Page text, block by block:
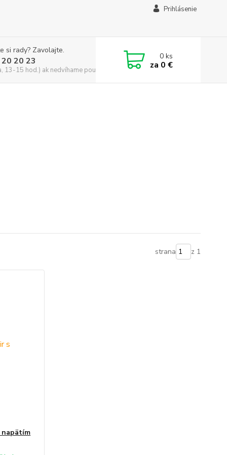
Prihlásenie
si rady? Zavolajte.
20 23
13-15 hod.) ak nedvíhame použite CHATBOX
0ks
za 0 €
strana z 1
napätím